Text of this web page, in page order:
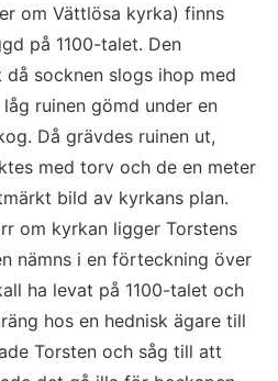
om Vättlösa kyrka) finns
på 1100-talet. Den
socknen slogs ihop med
ruinen gömd under en
Då grävdes ruinen ut,
med torv och de en meter
bild av kyrkans plan.
om kyrkan ligger Torstens
nämns i en förteckning över
ha levat på 1100-talet och
hos en hednisk ägare till
Torsten och såg till att